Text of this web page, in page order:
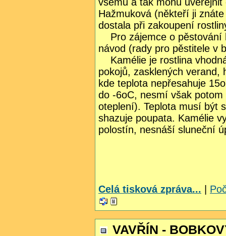
Hažmuková (někteří ji
dostala při zakoupení
Pro zájemce o pěstování
návod (rady pro pěstitele v
Kamélie je rostlina
pokojů, zasklených verand,
kde teplota nepřesahuje
do -6oC, nesmí však
oteplení). Teplota musí být
shazuje poupata. Kamélie
polostín, nesnáší sluneční
Celá tisková zpráva...
VAVŘÍN -